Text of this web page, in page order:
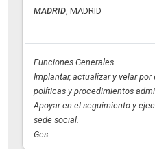
MADRID, MADRID
Funciones Generales
Implantar, actualizar y velar
políticas y procedimientos
Apoyar en el seguimiento y
sede social.
Ges...